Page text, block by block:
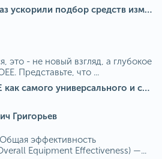
На ОДК-Сатурн в 30 раз ускорили подбор средств измерения для контроля качества продукции
это - не новый взгляд, а глубокое
Представьте, что ...
Алгоритм расчета ОЕЕ как самого универсального и современного показателя эффективности оборудования в мире
Григорьев
эффективность
Equipment Effectiveness) —...